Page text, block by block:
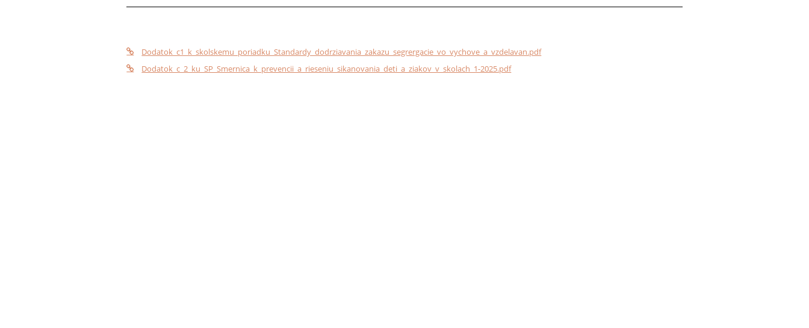
Dodatok_c1_k_skolskemu_poriadku_Standardy_dodrziavania_zakazu_segrergacie_vo_vychove_a_vzdelavan.pdf
Dodatok_c_2_ku_SP_Smernica_k_prevencii_a_rieseniu_sikanovania_deti_a_ziakov_v_skolach_1-2025.pdf